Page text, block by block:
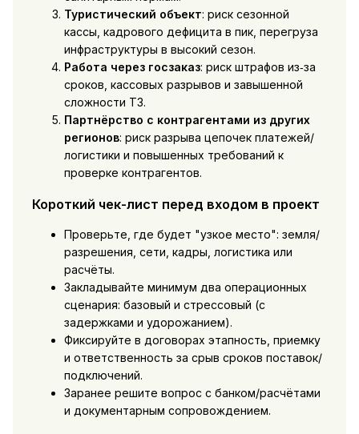
Туристический объект: риск сезонной
кассы, кадрового дефицита в пик, перегруза
инфраструктуры в высокий сезон.
Работа через госзаказ: риск штрафов из‑за
сроков, кассовых разрывов и завышенной
сложности ТЗ.
Партнёрство с контрагентами из других
регионов: риск разрыва цепочек платежей/
логистики и повышенных требований к
проверке контрагентов.
Короткий чек-лист перед входом в проект
Проверьте, где будет "узкое место": земля/
разрешения, сети, кадры, логистика или
расчёты.
Закладывайте минимум два операционных
сценария: базовый и стрессовый (с
задержками и удорожанием).
Фиксируйте в договорах этапность, приемку
и ответственность за срыв сроков поставок/
подключений.
Заранее решите вопрос с банком/расчётами
и документарным сопровождением.